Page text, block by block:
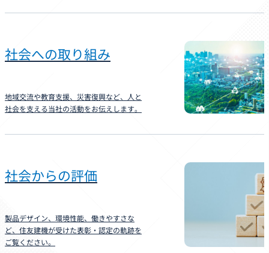
社会への取り組み
地域交流や教育支援、災害復興など、人と
社会を支える当社の活動をお伝えします。
社会からの評価
製品デザイン、環境性能、働きやすさな
ど、住友建機が受けた表彰・認定の軌跡を
ご覧ください。